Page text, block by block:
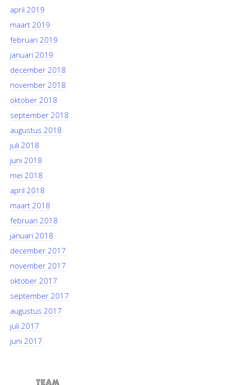
april 2019
maart 2019
februari 2019
januari 2019
december 2018
november 2018
oktober 2018
september 2018
augustus 2018
juli 2018
juni 2018
mei 2018
april 2018
maart 2018
februari 2018
januari 2018
december 2017
november 2017
oktober 2017
september 2017
augustus 2017
juli 2017
juni 2017